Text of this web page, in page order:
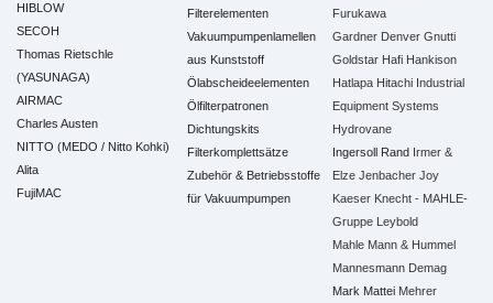
HIBLOW
SECOH
Thomas Rietschle
(YASUNAGA)
AIRMAC
Charles Austen
NITTO (MEDO / Nitto Kohki)
Alita
FujiMAC
Filterelementen
Vakuumpumpenlamellen
aus Kunststoff
Ölabscheideelementen
Ölfilterpatronen
Dichtungskits
Filterkomplettsätze
Zubehör & Betriebsstoffe
für Vakuumpumpen
Furukawa
Gardner Denver Gnutti
Goldstar Hafi Hankison
Hatlapa Hitachi Industrial
Equipment Systems
Hydrovane
Ingersoll Rand Irmer &
Elze Jenbacher Joy
Kaeser Knecht - MAHLE-
Gruppe Leybold
Mahle Mann & Hummel
Mannesmann Demag
Mark Mattei Mehrer